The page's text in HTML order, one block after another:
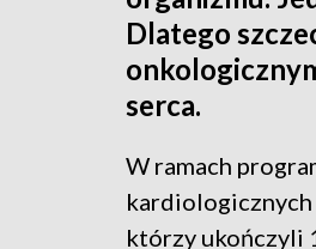
Dlatego
serca.
W ramach
kardiologicznych
którzy ukończyli